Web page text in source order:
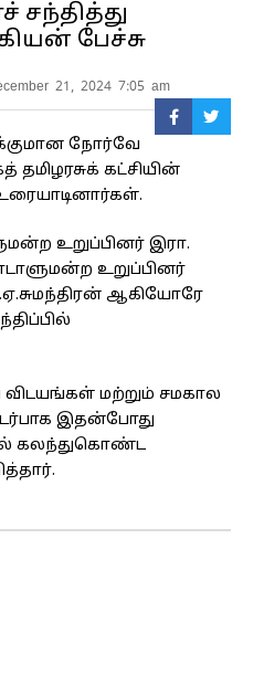
சந்தித்து
பேச்சு
21, 2024 7:05 am
நோர்வே
கட்சியின்
உறுப்பினர் இரா.
உறுப்பினர்
ஆகியோரே
விடயங்கள் மற்றும் சமகால
இதன்போது
கலந்துகொண்ட